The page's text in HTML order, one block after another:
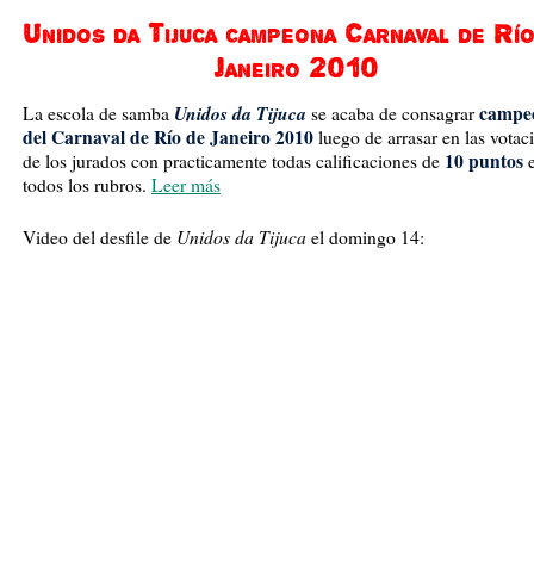
Unidos da Tijuca campeona Carnaval de
Janeiro 2010
La escola de samba Unidos da Tijuca se acaba de consagrar
del Carnaval de Río de Janeiro 2010luego de arrasar en las
de los jurados con practicamente todas calificaciones de 10 puntos
todos los rubros. Leer más
Video del desfile de Unidos da Tijucael domingo 14: